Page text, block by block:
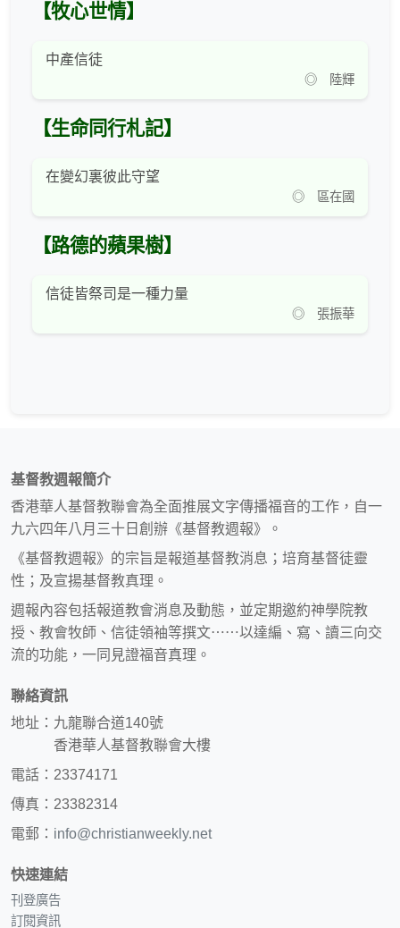
【牧心世情】
中產信徒
◎ 陸輝
【生命同行札記】
在變幻裏彼此守望
◎ 區在國
【路德的蘋果樹】
信徒皆祭司是一種力量
◎ 張振華
基督教週報簡介
香港華人基督教聯會為全面推展文字傳播福音的工作，自一
九六四年八月三十日創辦《基督教週報》。
《基督教週報》的宗旨是報道基督教消息；培育基督徒靈
性；及宣揚基督教真理。
週報內容包括報道教會消息及動態，並定期邀約神學院教
授、教會牧師、信徒領袖等撰文⋯⋯以達編、寫、讀三向交
流的功能，一同見證福音真理。
聯絡資訊
地址：九龍聯合道140號
香港華人基督教聯會大樓
電話：23374171
傳真：23382314
電郵： info@christianweekly.net
快速連結
刊登廣告
訂閱資訊